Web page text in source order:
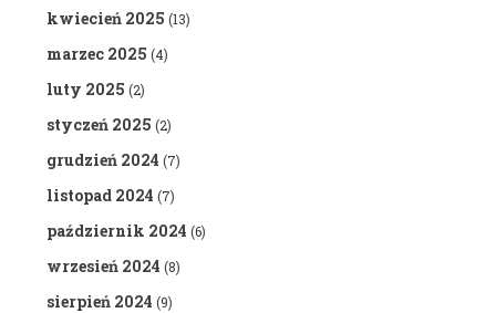
kwiecień 2025 (13)
marzec 2025 (4)
luty 2025 (2)
styczeń 2025 (2)
grudzień 2024 (7)
listopad 2024 (7)
październik 2024 (6)
wrzesień 2024 (8)
sierpień 2024 (9)